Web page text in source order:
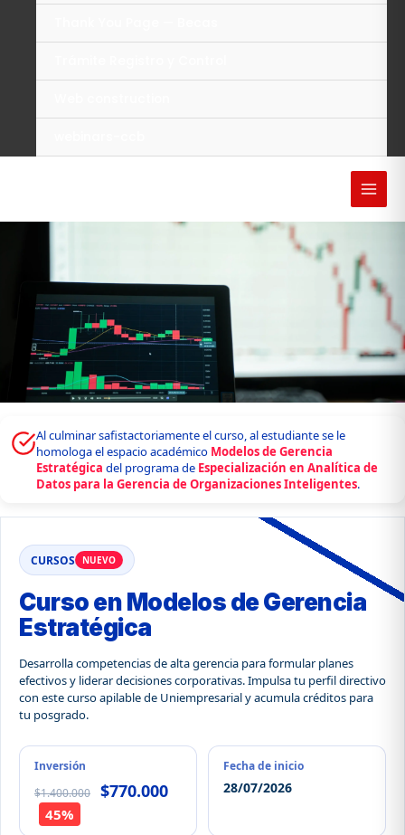
Al culminar safistactoriamente el curso, al estudiante se le
homologa el espacio académico Modelos de Gerencia
Estratégica del programa de Especialización en Analítica de
Datos para la Gerencia de Organizaciones Inteligentes.
CURSOS NUEVO
Curso en Modelos de Gerencia
Estratégica
Desarrolla competencias de alta gerencia para formular planes
efectivos y liderar decisiones corporativas. Impulsa tu perfil directivo
con este curso apilable de Uniempresarial y acumula créditos para
tu posgrado.
Inversión
$1.400.000
$770.000
45%
Fecha de inicio
28/07/2026